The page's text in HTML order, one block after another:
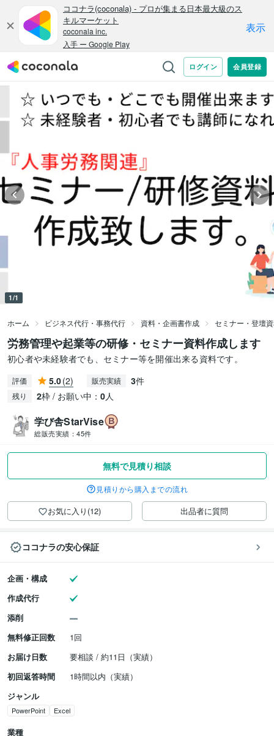
1/1
ホーム ビジネス代行・事務代行 資料・企画書作成 セミナー・登壇
労務管理や起業等の研修・セミナー資料作成します
初心者や未経験者でも、セミナー等を開催出来る資料です。
評価 5.0(2) 販売実績 3件
残り 2枠 / お願い中： 0人
学び舎StarVise
総販売実績： 45件
無料で見積り相談
見積りから購入までの流れ
お気に入り(12) 出品者に質問
ココナラの安心保証
企画・構成
作成代行
添削
無料修正回数
1回
お届け日数
要相談 / 約11日（実績）
初回返答時間
1時間以内（実績）
ジャンル
PowerPoint Excel
業種